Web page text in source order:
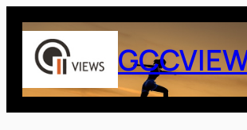
Saltar
contenido